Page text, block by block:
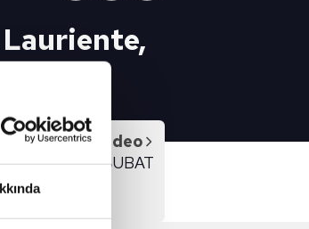
Sonraki Video
18 ŞUBAT